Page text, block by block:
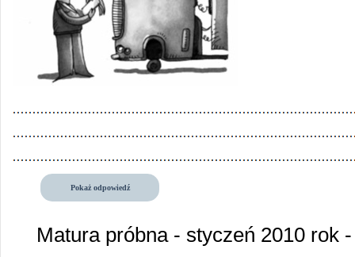
Pokaż odpowiedź
Matura próbna - styczeń 2010 rok